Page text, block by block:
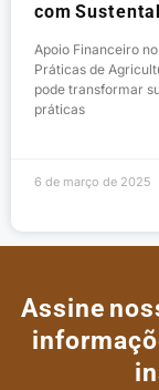
com
Apoio Financeiro
Práticas de
pode transformar
práticas
6 de março de 2025
Assine